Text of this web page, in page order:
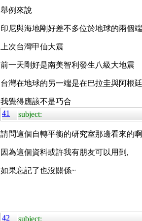
舉例來說
印尼與海地剛好差不多位於地球的兩個
上次台灣甲仙大震
前一天剛好是南美智利發生八級大地震
台灣在地球的另一端是在巴拉圭與阿根
我覺得應該不是巧合
41 subject:
請問這個自轉平衡的研究室那邊看來的
因為這個資料或許我有朋友可以用到,
如果忘記了也沒關係~
42 subject: